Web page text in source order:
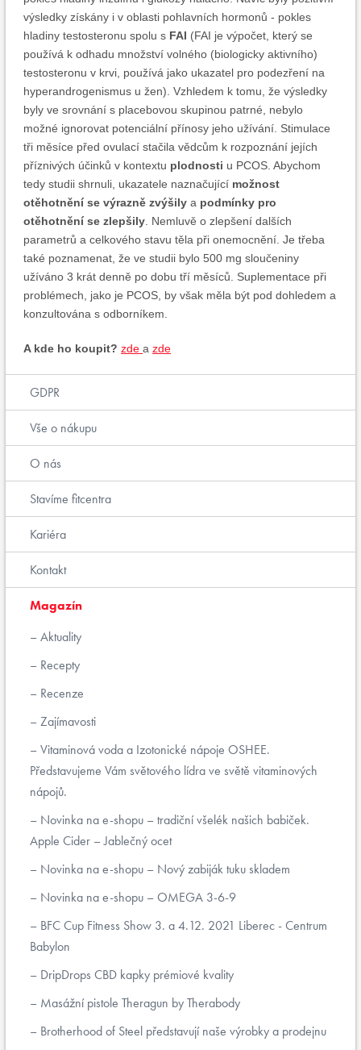
výsledky získány i v oblasti pohlavních hormonů - pokles
hladiny testosteronu spolu s FAI (FAI je výpočet, který se
používá k odhadu množství volného (biologicky aktivního)
testosteronu v krvi, používá jako ukazatel pro podezření na
hyperandrogenismus u žen). Vzhledem k tomu, že výsledky
byly ve srovnání s placebovou skupinou patrné, nebylo
možné ignorovat potenciální přínosy jeho užívání. Stimulace
tři měsíce před ovulací stačila vědcům k rozpoznání jejích
příznivých účinků v kontextu plodnosti u PCOS. Abychom
tedy studii shrnuli, ukazatele naznačující možnost
otěhotnění se výrazně zvýšily a podmínky pro
otěhotnění se zlepšily . Nemluvě o zlepšení dalších
parametrů a celkového stavu těla při onemocnění. Je třeba
také poznamenat, že ve studii bylo 500 mg sloučeniny
užíváno 3 krát denně po dobu tří měsíců. Suplementace při
problémech, jako je PCOS, by však měla být pod dohledem a
konzultována s odborníkem.
A kde ho koupit? zde a zde
GDPR
Vše o nákupu
O nás
Stavíme fitcentra
Kariéra
Kontakt
Magazín
Aktuality
Recepty
Recenze
Zajímavosti
Vitaminová voda a Izotonické nápoje OSHEE.
Představujeme Vám světového lídra ve světě vitaminových
nápojů.
Novinka na e-shopu – tradiční všelék našich babiček.
Apple Cider – Jablečný ocet
Novinka na e-shopu – Nový zabiják tuku skladem
Novinka na e-shopu – OMEGA 3-6-9
BFC Cup Fitness Show 3. a 4.12. 2021 Liberec - Centrum
Babylon
DripDrops CBD kapky prémiové kvality
Masážní pistole Theragun by Therabody
Brotherhood of Steel představují naše výrobky a prodejnu